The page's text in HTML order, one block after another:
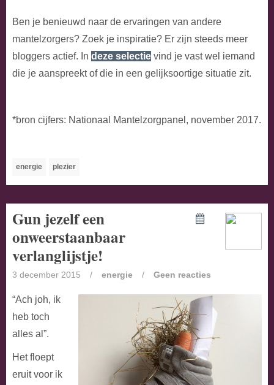
Ben je benieuwd naar de ervaringen van andere
mantelzorgers? Zoek je inspiratie? Er zijn steeds meer
bloggers actief. In deze selectie vind je vast wel iemand
die je aanspreekt of die in een gelijksoortige situatie zit.
*bron cijfers: Nationaal Mantelzorgpanel, november 2017.
energie plezier
Gun jezelf een
onweerstaanbaar
verlanglijstje!
3 december 2015 / energie / Geen reacties
“Ach joh, ik
heb toch
alles al”.
Het floept
eruit voor ik